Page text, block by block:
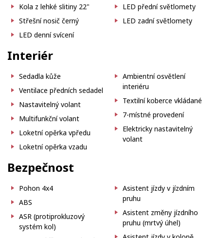
Kola z lehké slitiny 22"
Střešní nosič černý
LED denní svícení
LED přední světlomety
LED zadní světlomety
Interiér
Sedadla kůže
Ventilace předních sedadel
Nastavitelný volant
Multifunkční volant
Loketní opěrka vpředu
Loketní opěrka vzadu
Ambientní osvětlení
interiéru
Textilní koberce vkládané
7-místné provedení
Elektricky nastavitelný
volant
Bezpečnost
Pohon 4x4
ABS
ASR (protiprokluzový
systém kol)
Asistent jízdy v jízdním
pruhu
Asistent změny jízdního
pruhu (mrtvý úhel)